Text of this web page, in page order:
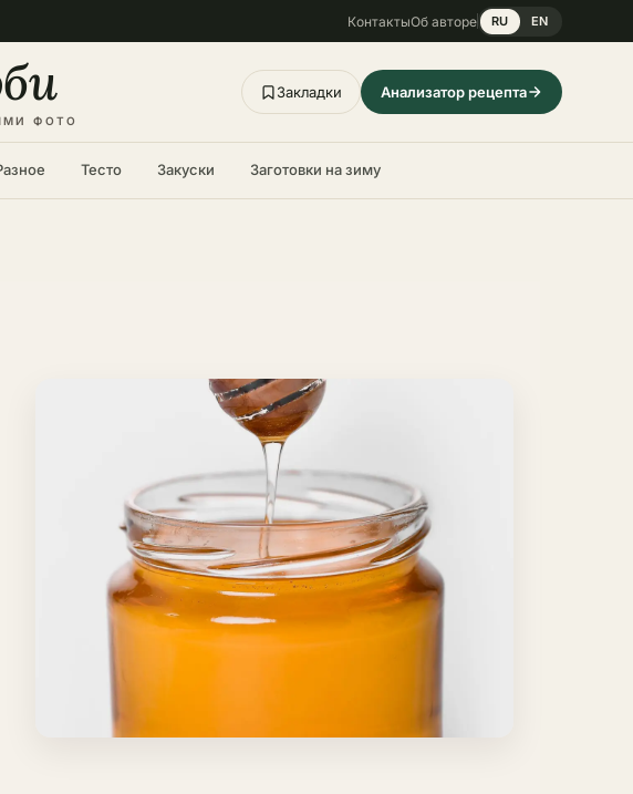
КонтактыОб авторе RU EN
ФОТО
Закладки Анализатор рецепта
Тесто Закуски Заготовки на зиму